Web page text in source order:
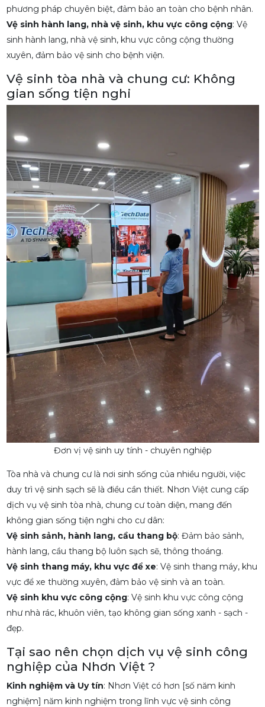
phương pháp chuyên biệt, đảm bảo an toàn cho bệnh nhân.
Vệ sinh hành lang, nhà vệ sinh, khu vực công cộng: Vệ
sinh hành lang, nhà vệ sinh, khu vực công cộng thường
xuyên, đảm bảo vệ sinh cho bệnh viện.
Vệ sinh tòa nhà và chung cư: Không
gian sống tiện nghi
Đơn vị vệ sinh uy tính - chuyên nghiệp
Tòa nhà và chung cư là nơi sinh sống của nhiều người, việc
duy trì vệ sinh sạch sẽ là điều cần thiết. Nhơn Việt cung cấp
dịch vụ vệ sinh tòa nhà, chung cư toàn diện, mang đến
không gian sống tiện nghi cho cư dân:
Vệ sinh sảnh, hành lang, cầu thang bộ: Đảm bảo sảnh,
hành lang, cầu thang bộ luôn sạch sẽ, thông thoáng.
Vệ sinh thang máy, khu vực để xe: Vệ sinh thang máy, khu
vực để xe thường xuyên, đảm bảo vệ sinh và an toàn.
Vệ sinh khu vực công cộng: Vệ sinh khu vực công cộng
như nhà rác, khuôn viên, tạo không gian sống xanh - sạch -
đẹp.
Tại sao nên chọn dịch vụ vệ sinh công
nghiệp của Nhơn Việt ?
Kinh nghiệm và Uy tín: Nhơn Việt có hơn [số năm kinh
nghiệm] năm kinh nghiệm trong lĩnh vực vệ sinh công